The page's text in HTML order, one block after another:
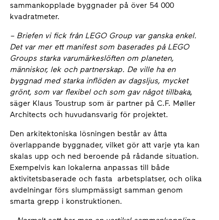
sammankopplade byggnader på över 54 000
kvadratmeter.
– Briefen vi fick från LEGO Group var ganska enkel.
Det var mer ett manifest som baserades på LEGO
Groups starka varumärkeslöften om planeten,
människor, lek och partnerskap. De ville ha en
byggnad med starka inflöden av dagsljus, mycket
grönt, som var flexibel och som gav något tillbaka,
säger Klaus Toustrup som är partner på C.F. Møller
Architects och huvudansvarig för projektet.
Den arkitektoniska lösningen består av åtta
överlappande byggnader, vilket gör att varje yta kan
skalas upp och ned beroende på rådande situation.
Exempelvis kan lokalerna anpassas till både
aktivitetsbaserade och fasta arbetsplatser, och olika
avdelningar förs slumpmässigt samman genom
smarta grepp i konstruktionen.